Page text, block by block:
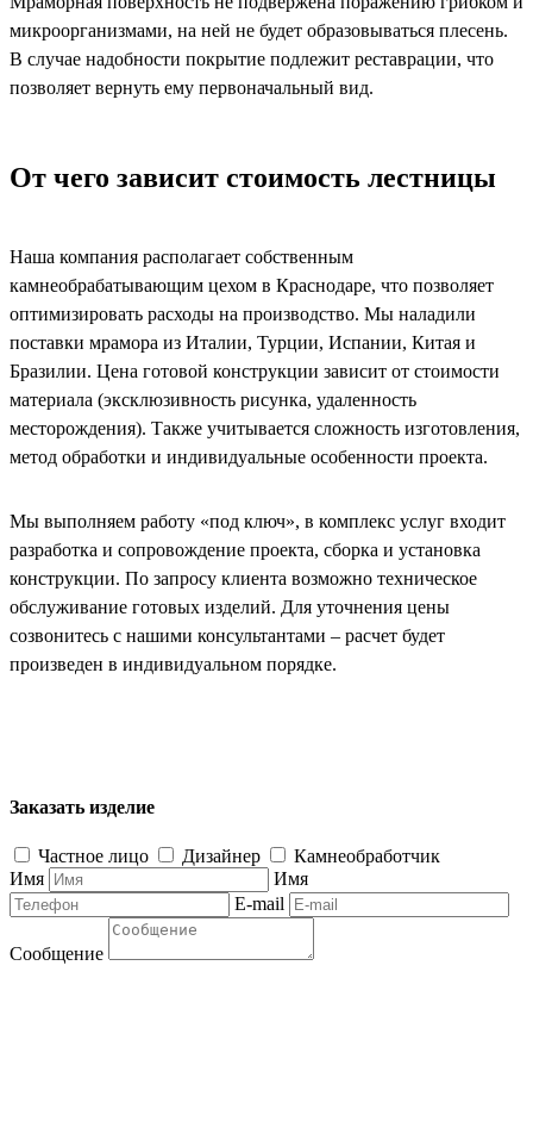
микроорганизмами, на ней не будет образовываться плесень.
В случае надобности покрытие подлежит реставрации, что
позволяет вернуть ему первоначальный вид.
От чего зависит стоимость лестницы
Наша компания располагает собственным
камнеобрабатывающим цехом в Краснодаре, что позволяет
оптимизировать расходы на производство. Мы наладили
поставки мрамора из Италии, Турции, Испании, Китая и
Бразилии. Цена готовой конструкции зависит от стоимости
материала (эксклюзивность рисунка, удаленность
месторождения). Также учитывается сложность изготовления,
метод обработки и индивидуальные особенности проекта.
Мы выполняем работу «под ключ», в комплекс услуг входит
разработка и сопровождение проекта, сборка и установка
конструкции. По запросу клиента возможно техническое
обслуживание готовых изделий. Для уточнения цены
созвонитесь с нашими консультантами – расчет будет
произведен в индивидуальном порядке.
Заказать изделие
Частное лицо Дизайнер
Камнеобработчик
Имя
Имя
E-mail
Сообщение